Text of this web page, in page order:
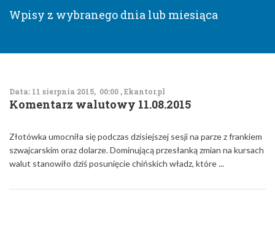
Wpisy z wybranego dnia lub miesiąca
Data: 11 sierpnia 2015, 00:00 , Ekantor.pl
Komentarz walutowy 11.08.2015
Złotówka umocniła się podczas dzisiejszej sesji na parze z frankiem
szwajcarskim oraz dolarze. Dominującą przesłanką zmian na kursach
walut stanowiło dziś posunięcie chińskich władz, które ...